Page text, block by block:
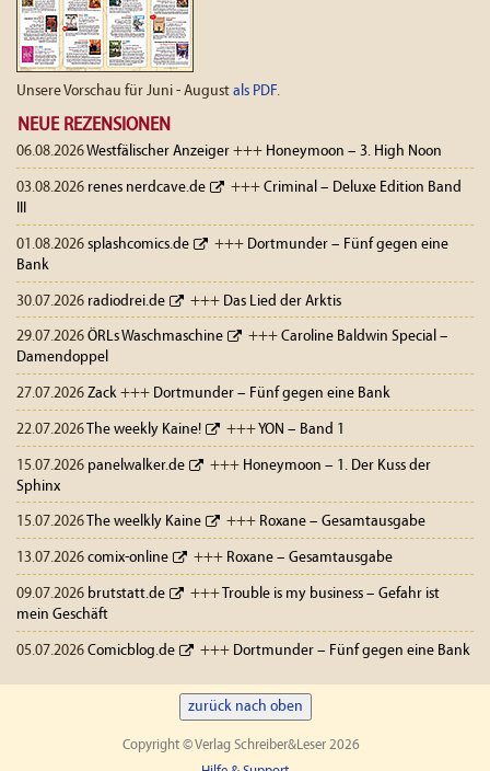
Unsere Vorschau für Juni - August als PDF.
NEUE REZENSIONEN
06.08.2026Westfälischer Anzeiger +++ Honeymoon – 3. High Noon
03.08.2026 renes nerdcave.de +++ Criminal – Deluxe Edition Band
01.08.2026 splashcomics.de +++ Dortmunder – Fünf gegen eine
Bank
30.07.2026 radiodrei.de +++ Das Lied der Arktis
29.07.2026 ÖRLs Waschmaschine +++ Caroline Baldwin Special –
Damendoppel
27.07.2026 Zack +++ Dortmunder – Fünf gegen eine Bank
22.07.2026 The weekly Kaine! +++ YON – Band 1
15.07.2026 panelwalker.de +++ Honeymoon – 1. Der Kuss der
Sphinx
15.07.2026 The weelkly Kaine +++ Roxane – Gesamtausgabe
13.07.2026 comix-online +++ Roxane – Gesamtausgabe
09.07.2026 brutstatt.de +++ Trouble is my business – Gefahr ist
mein Geschäft
05.07.2026 Comicblog.de +++ Dortmunder – Fünf gegen eine Bank
zurück nach oben
Copyright © Verlag Schreiber&Leser 2026